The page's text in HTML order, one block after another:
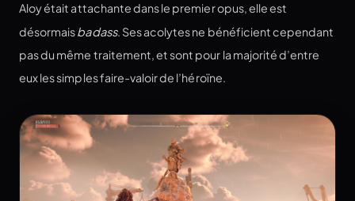
Aloy était attachante dans le premier opus, elle est
désormaisbadass. Ses acolytes ne bénéficient cependant
pas du même traitement, et sont pour la majorité d’entre
eux les simples faire-valoir de l’héroïne.